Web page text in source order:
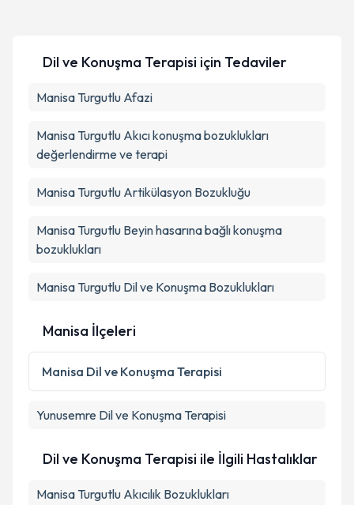
randevu almanız için bir takvim hazırlandığında e-
E-posta Adresiniz
Kişisel verilerimin işlenmesine ilişkin
Metni
'ni okudum ve kişisel verilerimin belirtilen
Dil ve Konuşma Terapisi için Tedaviler
Manisa Turgutlu Afazi
Manisa Turgutlu Akıcı konuşma bozuklukları
değerlendirme ve terapi
Manisa Turgutlu Artikülasyon Bozukluğu
Manisa Turgutlu Beyin hasarına bağlı konuşma
bozuklukları
Manisa Turgutlu Dil ve Konuşma Bozuklukları
Manisa İlçeleri
Manisa Dil ve Konuşma Terapisi
Yunusemre Dil ve Konuşma Terapisi
Dil ve Konuşma Terapisi ile İlgili Hastalıklar
Manisa Turgutlu Akıcılık Bozuklukları